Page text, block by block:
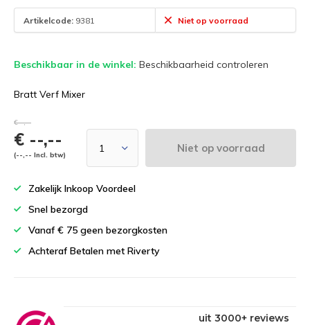
Artikelcode: 9381 Niet op voorraad
Beschikbaar in de winkel: Beschikbaarheid controleren
Bratt Verf Mixer
€--,--
€ --,--
(--,-- Incl. btw)
Niet op voorraad
Zakelijk Inkoop Voordeel
Snel bezorgd
Vanaf € 75 geen bezorgkosten
Achteraf Betalen met Riverty
uit 3000+ reviews